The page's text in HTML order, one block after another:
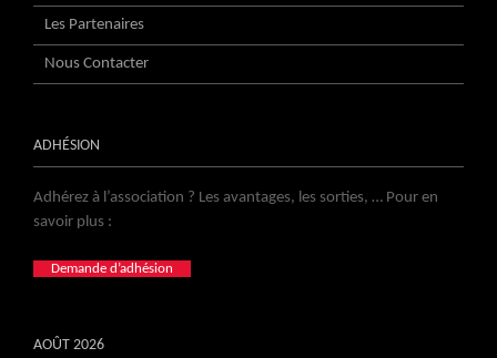
Les Partenaires
Nous Contacter
ADHÉSION
Adhérez à l’association ? Les avantages, les sorties, … Pour en
savoir plus :
Demande d’adhésion
AOÛT 2026